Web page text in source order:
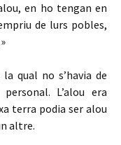
en ho tengan en
de lurs pobles,
qual no s’havia de
L’alou era
terra podia ser alou
altre.